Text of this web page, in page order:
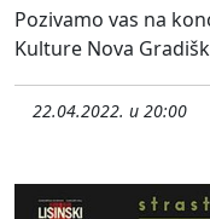
Pozivamo vas na
Kulture Nova
22.04.2022. u 20:00